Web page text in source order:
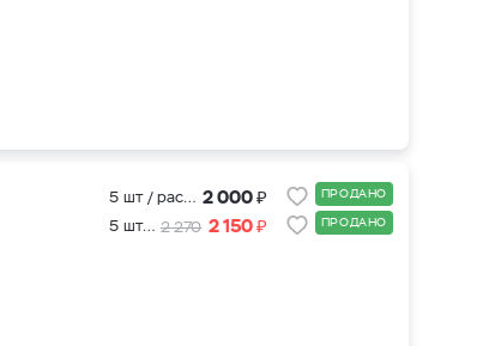
5 шт / рассада 2 000₽ ПРОДАНО
5 шт + ОМК подкормка для саженцев 2 270 2 150₽ ПРОДАНО